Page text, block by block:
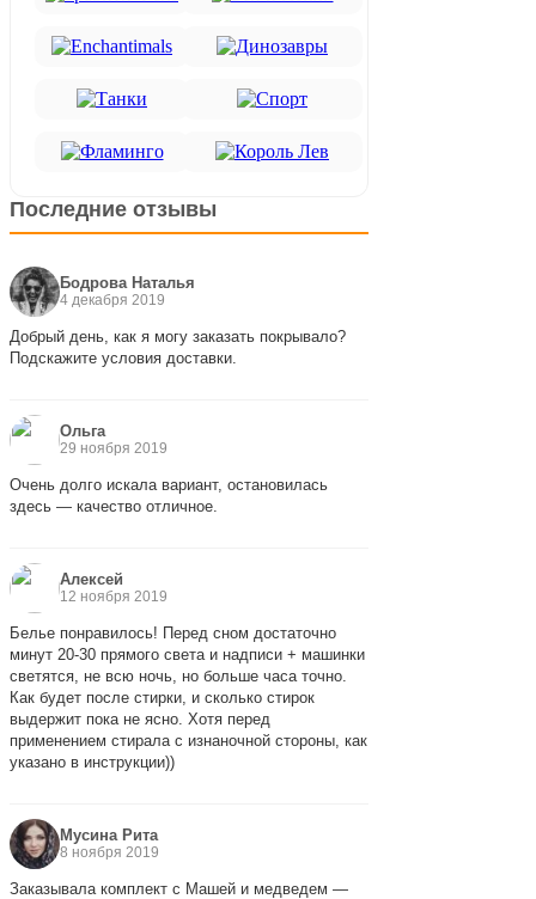
Последние отзывы
Бодрова Наталья
4 декабря 2019
Добрый день, как я могу заказать покрывало?
Подскажите условия доставки.
Ольга
29 ноября 2019
Очень долго искала вариант, остановилась
здесь — качество отличное.
Алексей
12 ноября 2019
Белье понравилось! Перед сном достаточно
минут 20-30 прямого света и надписи + машинки
светятся, не всю ночь, но больше часа точно.
Как будет после стирки, и сколько стирок
выдержит пока не ясно. Хотя перед
применением стирала с изнаночной стороны, как
указано в инструкции))
Мусина Рита
8 ноября 2019
Заказывала комплект с Машей и медведем —